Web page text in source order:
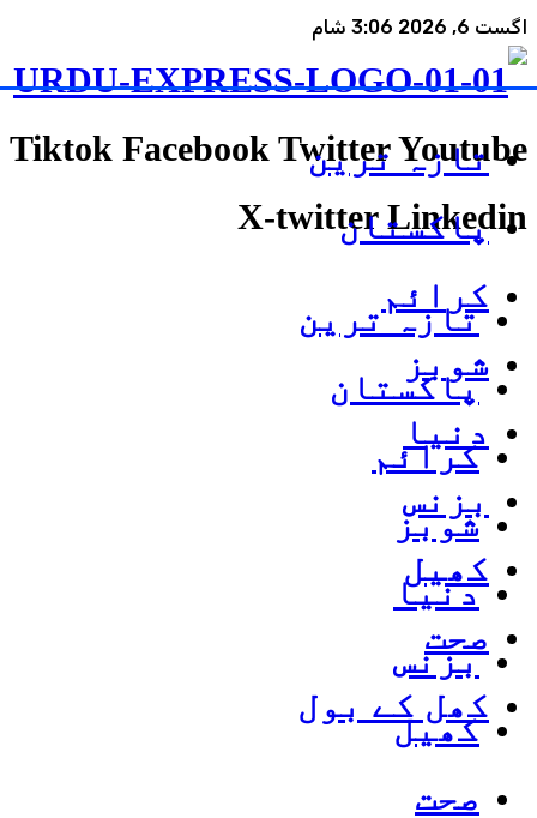
اگست 6, 2026 3:06 شام
Tiktok Facebook Twitter Youtube
X-twitter Linkedin
تازہ ترین
پاکستان
کرائم
شوبز
دنیا
بزنس
کھیل
صحت
تازہ ترین
پاکستان
کرائم
شوبز
دنیا
بزنس
کھیل
صحت
کھل کے بول